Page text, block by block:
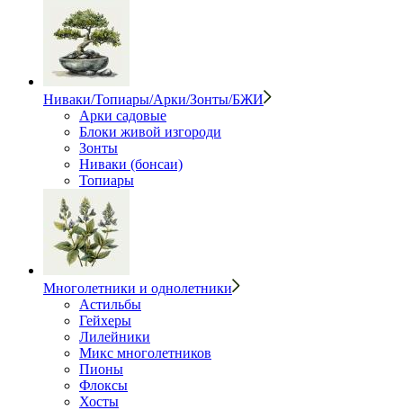
Ниваки/Топиары/Арки/Зонты/БЖИ
Арки садовые
Блоки живой изгороди
Зонты
Ниваки (бонсаи)
Топиары
Многолетники и однолетники
Астильбы
Гейхеры
Лилейники
Микс многолетников
Пионы
Флоксы
Хосты